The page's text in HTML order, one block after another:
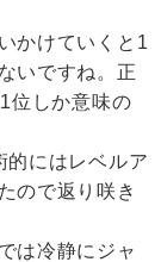
かけていくと1
いですね。正
位しか意味の
的にはレベルア
ので返り咲き
は冷静にジャ